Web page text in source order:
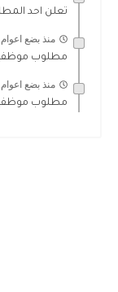
تعلن احد
منذ بضع اعوام
مطلوب
منذ بضع اعوام
مطلوب